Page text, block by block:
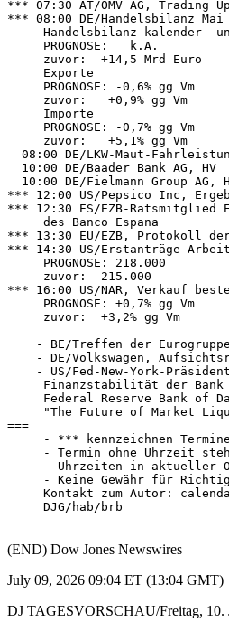
*** 07:30 AT/OMV AG, Trading
*** 08:00 DE/Handelsbilanz Mai
Handelsbilanz kalender-
     PROGNOSE:   k.A.
     zuvor:  +14,5 Mrd Euro
     Exporte
     PROGNOSE: -0,6% gg Vm
     zuvor:   +0,9% gg Vm
     Importe
     PROGNOSE: -0,7% gg Vm
     zuvor:   +5,1% gg Vm
08:00 DE/LKW-Maut-
  10:00 DE/Baader Bank AG, HV
10:00 DE/Fielmann Group AG,
*** 12:00 US/Pepsico Inc,
*** 12:30 ES/EZB-
     des Banco Espana
*** 13:30 EU/EZB, Protokoll
*** 14:30 US/Erstanträge
     PROGNOSE: 218.000
     zuvor:  215.000
*** 16:00 US/NAR, Verkauf
     PROGNOSE: +0,7% gg Vm
     zuvor:  +3,2% gg Vm
- BE/Treffen der
- DE/Volkswagen,
- US/Fed-New-York-
Finanzstabilität der
Federal Reserve Bank of
"The Future of Market
===
- *** kennzeichnen
- Termin ohne Uhrzeit
- Uhrzeiten in aktueller
- Keine Gewähr für
Kontakt zum Autor:
     DJG/hab/brb
(END) Dow Jones Newswires
July 09, 2026 09:04 ET (13:04 GMT)
DJ TAGESVORSCHAU/Freitag, 10.